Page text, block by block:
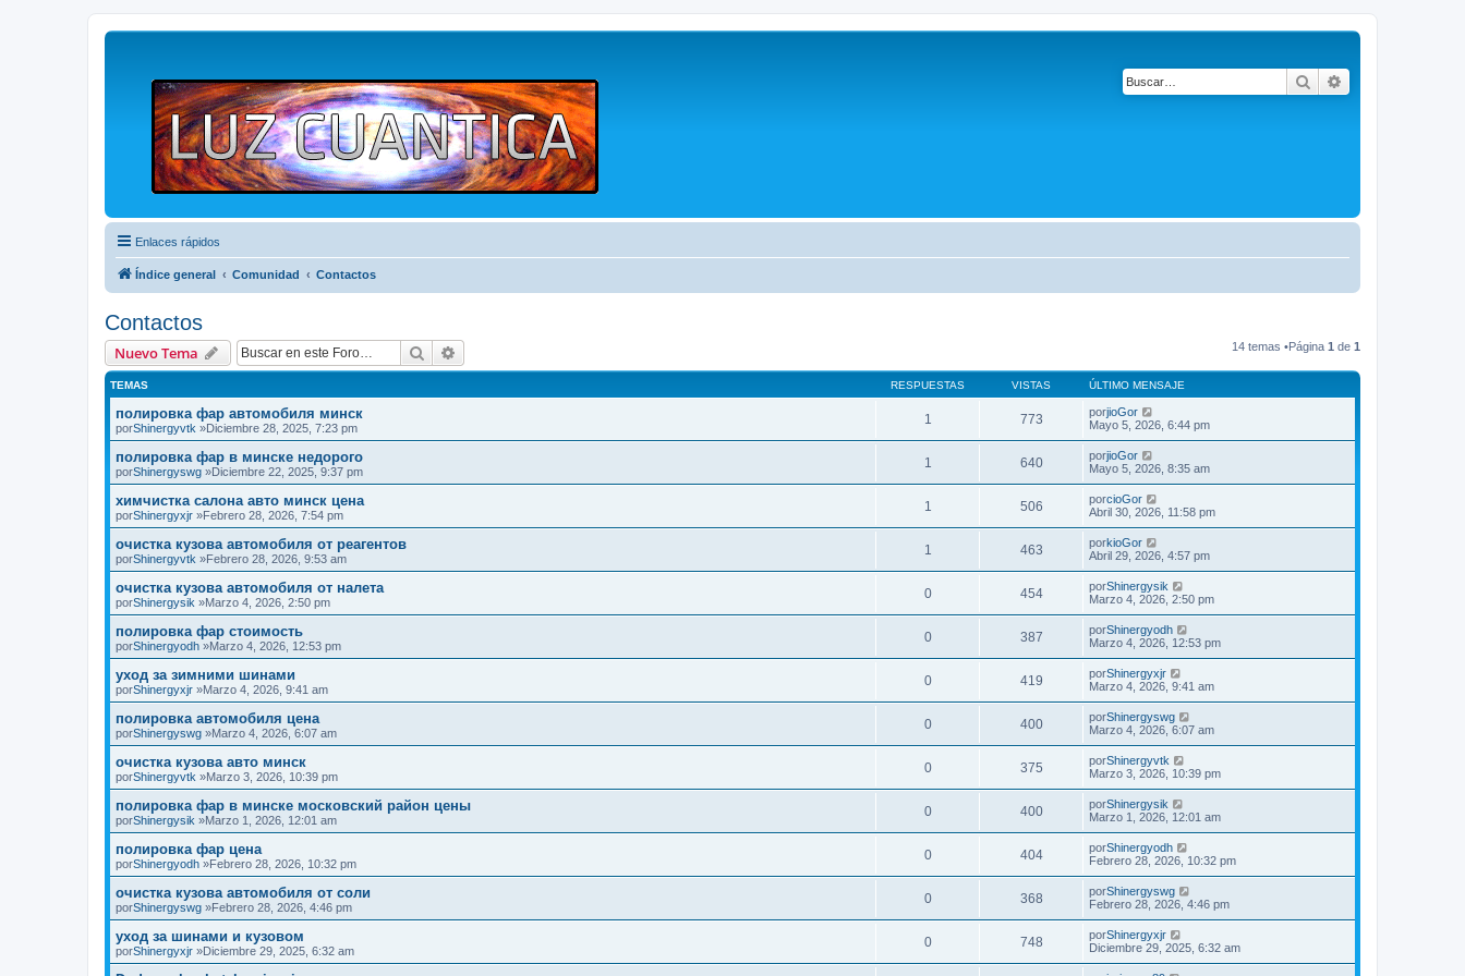
Buscar
Enlaces rápidos
Índice general Comunidad Contactos
Contactos
Nuevo Tema Buscar 14 temas •Página 1 de 1
TEMAS RESPUESTAS VISTAS ÚLTIMO MENSAJE
полировка фар автомобиля минск
porShinergyvtk »Diciembre 28, 2025, 7:23 pm
1 773 porjioGor
Mayo 5, 2026, 6:44 pm
полировка фар в минске недорого
porShinergyswg »Diciembre 22, 2025, 9:37 pm
1 640 porjioGor
Mayo 5, 2026, 8:35 am
химчистка салона авто минск цена
porShinergyxjr »Febrero 28, 2026, 7:54 pm
1 506 porcioGor
Abril 30, 2026, 11:58 pm
очистка кузова автомобиля от реагентов
porShinergyvtk »Febrero 28, 2026, 9:53 am
1 463 porkioGor
Abril 29, 2026, 4:57 pm
очистка кузова автомобиля от налета
porShinergysik »Marzo 4, 2026, 2:50 pm
0 454 porShinergysik
Marzo 4, 2026, 2:50 pm
полировка фар стоимость
porShinergyodh »Marzo 4, 2026, 12:53 pm
0 387 porShinergyodh
Marzo 4, 2026, 12:53 pm
уход за зимними шинами
porShinergyxjr »Marzo 4, 2026, 9:41 am
0 419 porShinergyxjr
Marzo 4, 2026, 9:41 am
полировка автомобиля цена
porShinergyswg »Marzo 4, 2026, 6:07 am
0 400 porShinergyswg
Marzo 4, 2026, 6:07 am
очистка кузова авто минск
porShinergyvtk »Marzo 3, 2026, 10:39 pm
0 375 porShinergyvtk
Marzo 3, 2026, 10:39 pm
полировка фар в минске московский район цены
porShinergysik »Marzo 1, 2026, 12:01 am
0 400 porShinergysik
Marzo 1, 2026, 12:01 am
полировка фар цена
porShinergyodh »Febrero 28, 2026, 10:32 pm
0 404 porShinergyodh
Febrero 28, 2026, 10:32 pm
очистка кузова автомобиля от соли
porShinergyswg »Febrero 28, 2026, 4:46 pm
0 368 porShinergyswg
Febrero 28, 2026, 4:46 pm
уход за шинами и кузовом
porShinergyxjr »Diciembre 29, 2025, 6:32 am
0 748 porShinergyxjr
Diciembre 29, 2025, 6:32 am